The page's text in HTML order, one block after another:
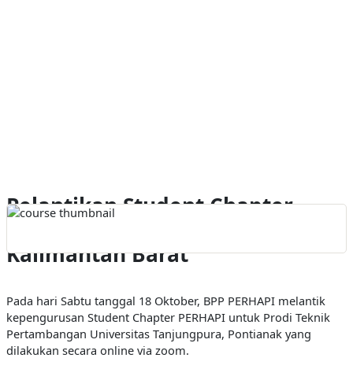
Pelantikan Student Chapter –
Kalimantan Barat
Pada hari Sabtu tanggal 18 Oktober, BPP PERHAPI melantik
kepengurusan Student Chapter PERHAPI untuk Prodi Teknik
Pertambangan Universitas Tanjungpura, Pontianak yang
dilakukan secara online via zoom.